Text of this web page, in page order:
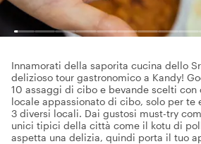
Innamorati della saporita cucina dello
delizioso tour gastronomico a Kandy!
10 assaggi di cibo e bevande scelti con
locale appassionato di cibo, solo per
3 diversi locali. Dai gustosi must-try
unici tipici della città come il kotu di
aspetta una delizia, quindi porta il tuo